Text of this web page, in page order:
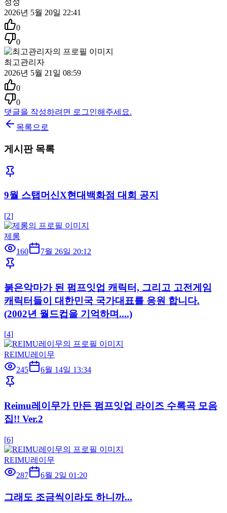
정성
2026년 5월 20일 22:41
0
0
최고관리자
2026년 5월 21일 08:59
0
0
댓글을 작성하려면 로그인해주세요.
목록으로
게시판 목록
9월 스탭머신X현대백화점 대회 공지
[2]
제롱
160
7월 26일 20:12
붉은악마가 된 펌프잇업 캐릭터, 그리고 고전게임
캐릭터들이 대한민국 국가대표를 응원 합니다.
(2002년 월드컵을 기억하며....)
[4]
REIMU레이무
245
6월 14일 13:34
Reimu레이무가 만든 펌프잇업 라이즈 수록곡 모음
집!! Ver.2
[6]
REIMU레이무
287
6월 2일 01:20
그래도 조금씩이라도 하니까...